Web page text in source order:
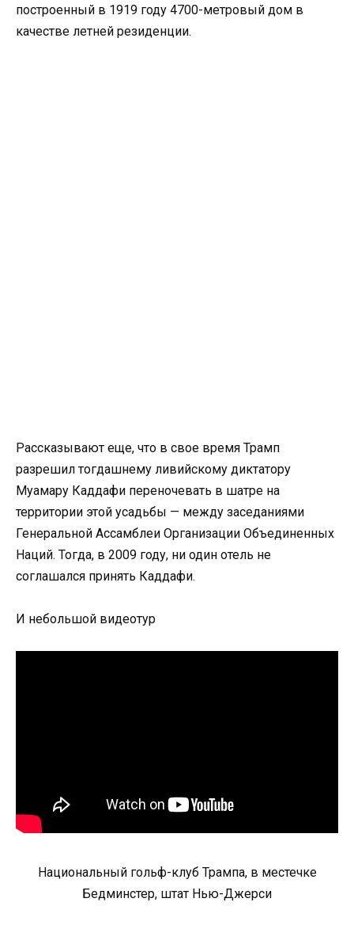
построенный в 1919 году 4700-метровый дом в
качестве летней резиденции.
Рассказывают еще, что в свое время Трамп
разрешил тогдашнему ливийскому диктатору
Муамару Каддафи переночевать в шатре на
территории этой усадьбы — между заседаниями
Генеральной Ассамблеи Организации Объединенных
Наций. Тогда, в 2009 году, ни один отель не
соглашался принять Каддафи.
И небольшой видеотур
Национальный гольф-клуб Трампа, в местечке
Бедминстер, штат Нью-Джерси